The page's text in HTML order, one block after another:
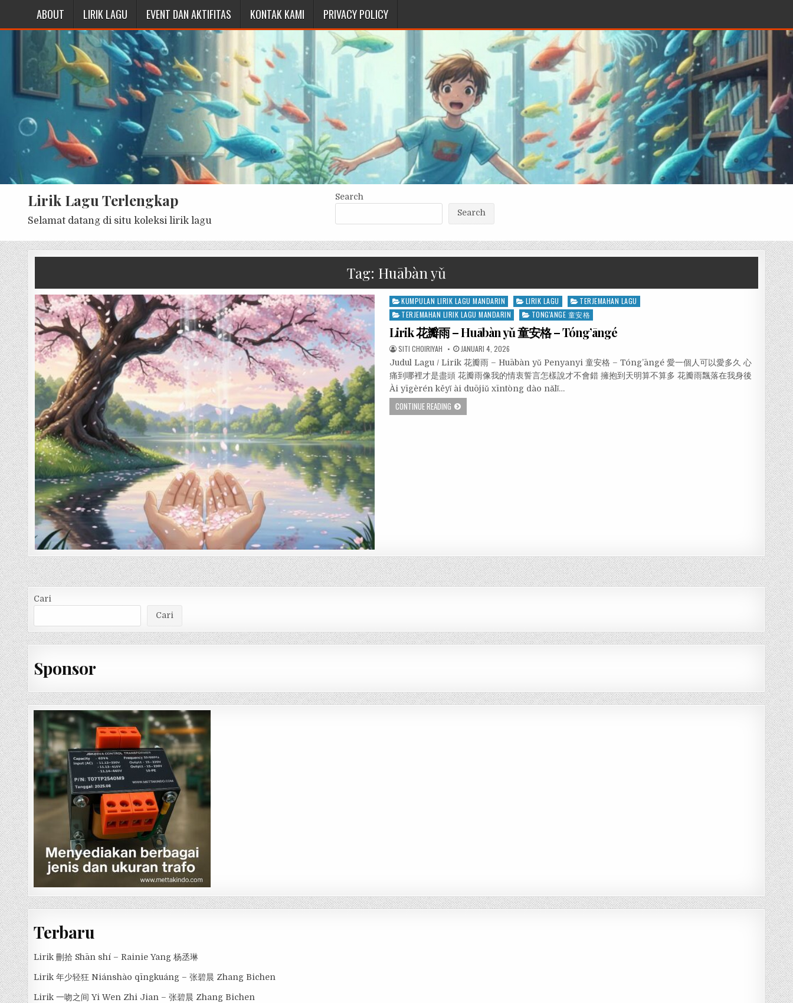
ABOUT LIRIK LAGU EVENT DAN AKTIFITAS KONTAK KAMI PRIVACY POLICY
Lirik Lagu Terlengkap
Selamat datang di situ koleksi lirik lagu
Search
Search
Tag: Huābàn yǔ
Posted
in
KUMPULAN LIRIK LAGU MANDARIN LIRIK LAGU
TERJEMAHAN LAGU
TERJEMAHAN LIRIK LAGU MANDARIN
TONG'ANGE 童安格
Lirik 花瓣雨 – Huābàn yǔ 童安格 – Tóng’āngé
SITI CHOIRIYAH JANUARI 4, 2026
Judul Lagu / Lirik 花瓣雨 – Huābàn yǔ Penyanyi 童安格 – Tóng’āngé 愛一個人可以愛多久 心
痛到哪裡才是盡頭 花瓣雨像我的情衷誓言怎樣說才不會錯 擁抱到天明算不算多 花瓣雨飄落在我身後
Ài yīgèrén kěyǐ ài duōjiǔ xīntòng dào nǎlǐ…
CONTINUE READING
Cari
Cari
Sponsor
Terbaru
Lirik 刪拾 Shān shí – Rainie Yang 杨丞琳
Lirik 年少轻狂 Niánshào qīngkuáng – 张碧晨 Zhang Bichen
Lirik 一吻之间 Yi Wen Zhi Jian – 张碧晨 Zhang Bichen